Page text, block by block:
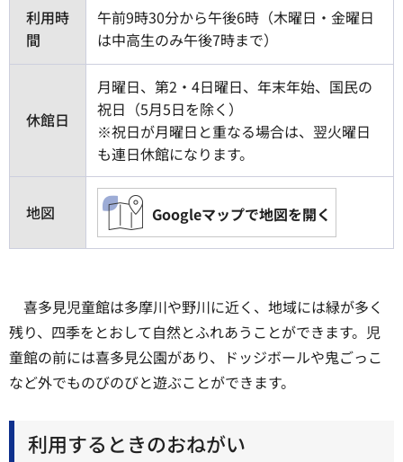
利用時
間
午前9時30分から午後6時（木曜日・金曜日
は中高生のみ午後7時まで）
休館日
月曜日、第2・4日曜日、年末年始、国民の
祝日（5月5日を除く）
※祝日が月曜日と重なる場合は、翌火曜日
も連日休館になります。
地図 Googleマップで地図を開く
喜多見児童館は多摩川や野川に近く、地域には緑が多く
残り、四季をとおして自然とふれあうことができます。児
童館の前には喜多見公園があり、ドッジボールや鬼ごっこ
など外でものびのびと遊ぶことができます。
利用するときのおねがい